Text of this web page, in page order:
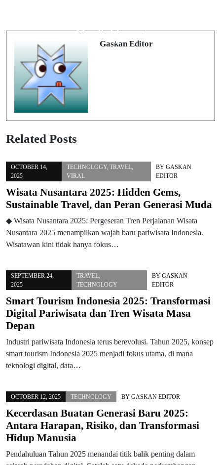
Mindful Living
Peluang & Tantangan Masa Depan
Gaskan Editor
Related Posts
OCTOBER 14,
2025
TECHNOLOGY,TRAVEL
VIRAL
BYGASKAN
EDITOR
Wisata Nusantara 2025: Hidden Gems,
Sustainable Travel, dan Peran Generasi Muda
◆ Wisata Nusantara 2025: Pergeseran Tren Perjalanan Wisata
Nusantara 2025 menampilkan wajah baru pariwisata Indonesia.
Wisatawan kini tidak hanya fokus…
SEPTEMBER 24,
2025
TRAVEL
TECHNOLOGY
BY GASKAN
EDITOR
Smart Tourism Indonesia 2025: Transformasi
Digital Pariwisata dan Tren Wisata Masa
Depan
Industri pariwisata Indonesia terus berevolusi. Tahun 2025, konsep
smart tourism Indonesia 2025 menjadi fokus utama, di mana
teknologi digital, data…
OCTOBER 12, 2025 TECHNOLOGY BY GASKAN EDITOR
Kecerdasan Buatan Generasi Baru 2025:
Antara Harapan, Risiko, dan Transformasi
Hidup Manusia
Pendahuluan Tahun 2025 menandai titik balik penting dalam